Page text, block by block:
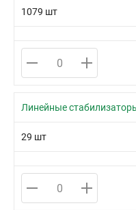
1079 шт
Линейные
29 шт